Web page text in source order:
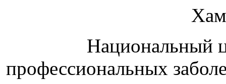
Национальный
профессиональных